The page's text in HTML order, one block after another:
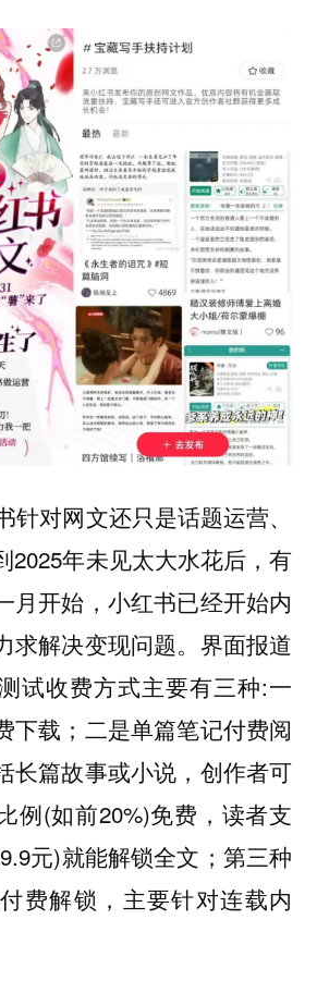
针对网文还只是话题运营、
2025年未见太大水花后，有
月开始，小红书已经开始内
求解决变现问题。界面报道
试收费方式主要有三种:一
下载；二是单篇笔记付费阅
长篇故事或小说，创作者可
例(如前20%)免费，读者支
元)就能解锁全文；第三种
费解锁，主要针对连载内